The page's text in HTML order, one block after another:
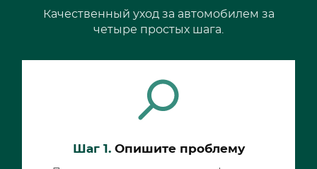
Качественный уход за автомобилем за
четыре простых шага.
Шаг 1.Опишите проблему